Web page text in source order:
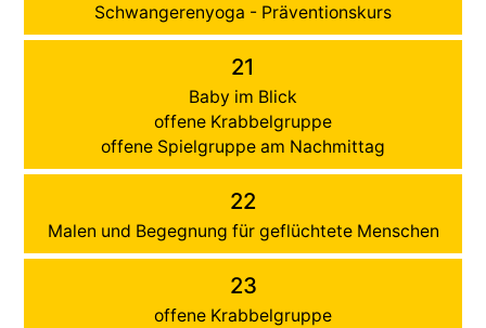
Schwangerenyoga - Präventionskurs
21
Baby im Blick
offene Krabbelgruppe
offene Spielgruppe am Nachmittag
22
Malen und Begegnung für geflüchtete Menschen
23
offene Krabbelgruppe